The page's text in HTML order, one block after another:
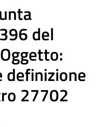
del
definizione
27702